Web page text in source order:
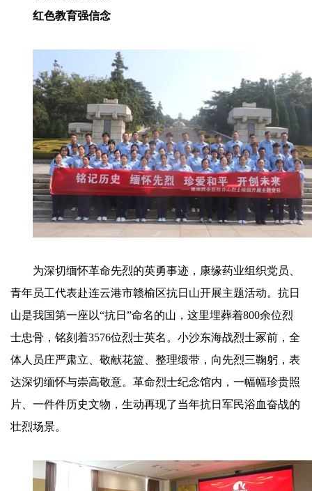
红色教育强信念
为深切缅怀革命先烈的英勇事迹，康缘药业组织党员、
青年员工代表赴连云港市赣榆区抗日山开展主题活动。抗日
山是我国第一座以“抗日”命名的山，这里埋葬着800余位烈
士忠骨，铭刻着3576位烈士英名。小沙东海战烈士冢前，全
体人员庄严肃立、敬献花篮、整理缎带，向先烈三鞠躬，表
达深切缅怀与崇高敬意。革命烈士纪念馆内，一幅幅珍贵照
片、一件件历史文物，生动再现了当年抗日军民浴血奋战的
壮烈场景。